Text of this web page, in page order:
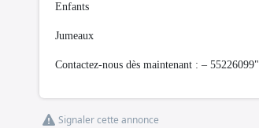
Enfants
Jumeaux
Contactez-nous dès maintenant : – 55226099"
Signaler cette annonce